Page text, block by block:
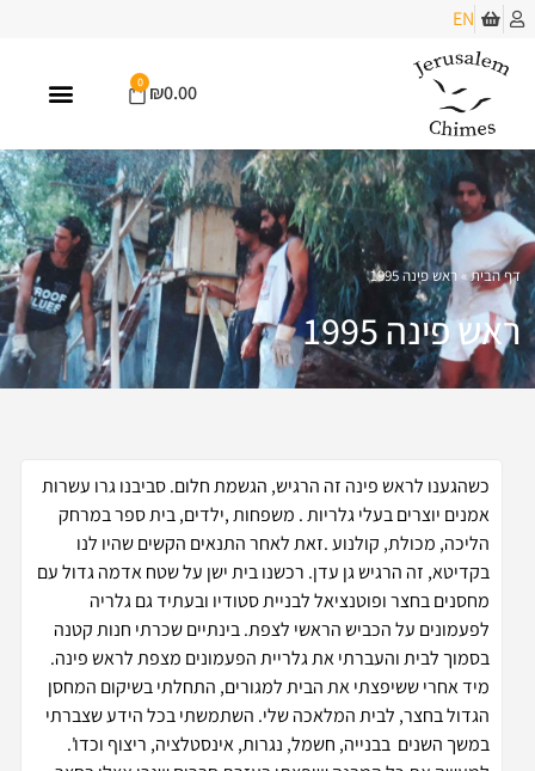
EN
₪0.00
0
דף הבית» ראש פינה 1995
ראש פינה 1995
כשהגענו לראש פינה זה הרגיש, הגשמת חלום. סביבנו גרו עשרות
אמנים יוצרים בעלי גלריות . משפחות ,ילדים, בית ספר במרחק
הליכה, מכולת, קולנוע .זאת לאחר התנאים הקשים שהיו לנו
בקדיטא, זה הרגיש גן עדן. רכשנו בית ישן על שטח אדמה גדול עם
מחסנים בחצר ופוטנציאל לבניית סטודיו ובעתיד גם גלריה
לפעמונים על הכביש הראשי לצפת. בינתיים שכרתי חנות קטנה
בסמוך לבית והעברתי את גלריית הפעמונים מצפת לראש פינה.
מיד אחרי ששיפצתי את הבית למגורים, התחלתי בשיקום המחסן
הגדול בחצר, לבית המלאכה שלי. השתמשתי בכל הידע שצברתי
במשך השנים בבנייה, חשמל, נגרות, אינסטלציה, ריצוף וכדו'.